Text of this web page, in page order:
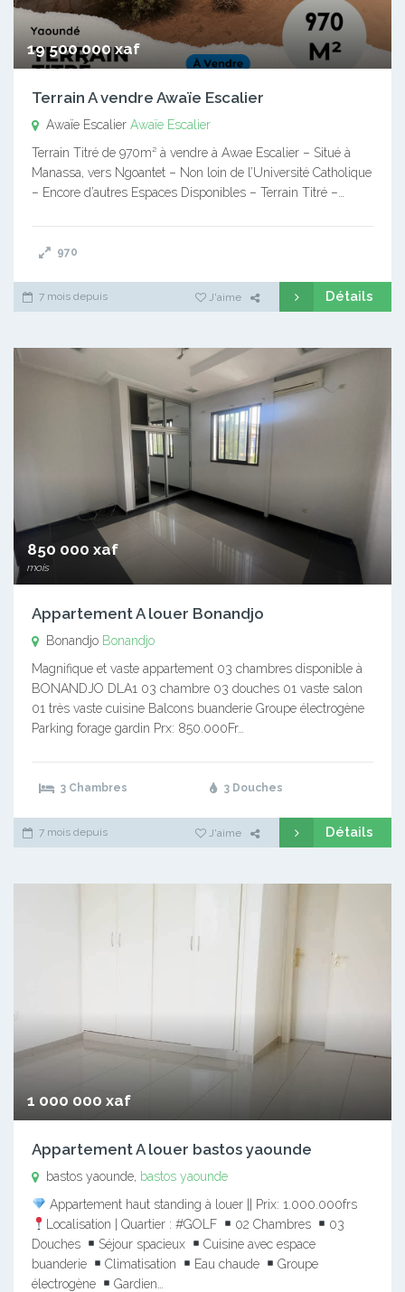
19 500 000 xaf
Terrain A vendre Awaïe Escalier
Awaïe Escalier Awaïe Escalier
Terrain Titré de 970m² à vendre à Awae Escalier – Situé à
Manassa, vers Ngoantet – Non loin de l’Université Catholique
– Encore d’autres Espaces Disponibles – Terrain Titré –…
970
7 mois depuis J'aime Détails
850 000 xaf
mois
Appartement A louer Bonandjo
Bonandjo Bonandjo
Magnifique et vaste appartement 03 chambres disponible à
BONANDJO DLA1 03 chambre 03 douches 01 vaste salon
01 très vaste cuisine Balcons buanderie Groupe électrogène
Parking forage gardin Prx: 850.000Fr…
3 Chambres 3 Douches
7 mois depuis J'aime Détails
1 000 000 xaf
Appartement A louer bastos yaounde
bastos yaounde, bastos yaounde
Appartement haut standing à louer || Prix: 1.000.000frs
Localisation | Quartier : #GOLF
02 Chambres
03
Douches
Séjour spacieux
Cuisine avec espace
buanderie
Climatisation Eau chaude
Groupe
électrogène
Gardien…